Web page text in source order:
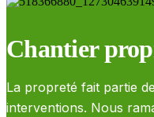
Chantier
La propreté fait partie
interventions. Nous